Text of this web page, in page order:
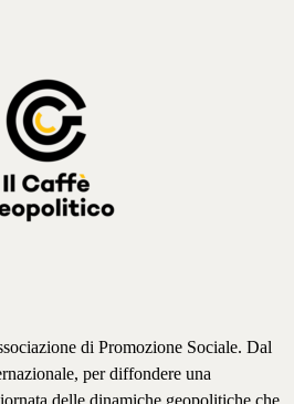
di Promozione Sociale. Dal
per diffondere una
delle dinamiche geopolitiche che